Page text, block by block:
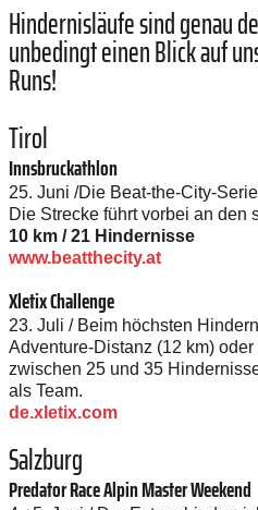
Hindernisläufe sind genau
unbedingt einen Blick auf
Runs!
Tirol
Innsbruckathlon
25. Juni /Die Beat-the-City-
Die Strecke führt vorbei an den
10 km / 21 Hindernisse
www.beatthecity.at
Xletix Challenge
23. Juli / Beim höchsten
Adventure-Distanz (12 km)
zwischen 25 und 35
als Team.
de.xletix.com
Salzburg
Predator Race Alpin Master Weekend